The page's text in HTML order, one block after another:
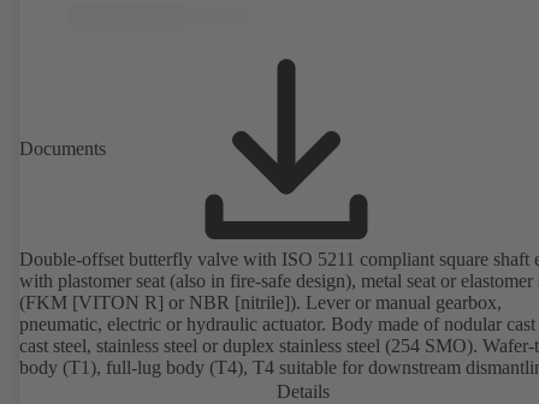
Documents
Double-offset butterfly valve with ISO 5211 compliant square shaft
with plastomer seat (also in fire-safe design), metal seat or elastomer
(FKM [VITON R] or NBR [nitrile]). Lever or manual gearbox,
pneumatic, electric or hydraulic actuator. Body made of nodular
cast steel, stainless steel or duplex stainless steel (254 SMO). Wafer-
body (T1), full-lug body (T4), T4 suitable for downstream
dead-end service with counterflange. Connections to EN, ASME or
Details